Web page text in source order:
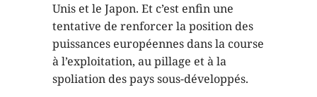
Unis et le Japon. Et c’est enfin une
tentative de renforcer la position des
puissances européennes dans la course
à l’exploitation, au pillage et à la
spoliation des pays sous-développés.